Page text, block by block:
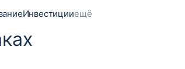
Инвестицииещё